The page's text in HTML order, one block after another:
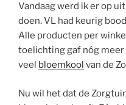
Vandaag werd ik er op
doen. VL had keurig
Alle producten per
toelichting gaf nóg
veel bloemkool van de
Nu wil het dat de